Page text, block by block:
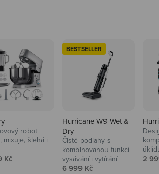
robot
mixuje, šlehá i
cena
Kč
BESTSELLER
Hurricane W9 Wet &
Dry
Čisté podlahy s
kombinovanou funkcí
vysávání i vytírání
Prodejní cena
6 999 Kč
2